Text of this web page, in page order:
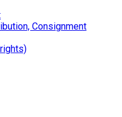
Consignment